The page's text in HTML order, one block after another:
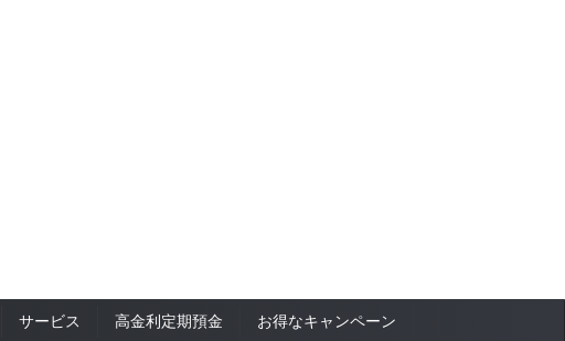
サービス 高金利定期預金
お得なキャンペーン